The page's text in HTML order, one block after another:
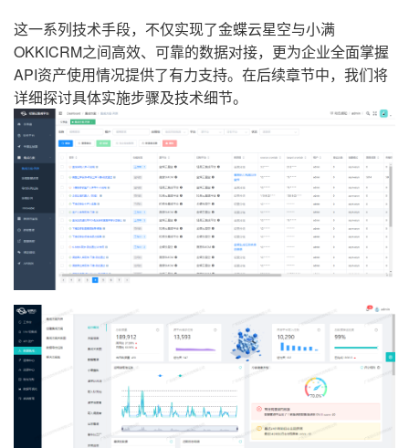
这一系列技术手段，不仅实现了金蝶云星空与小满
OKKICRM之间高效、可靠的数据对接，更为企业全面掌握
API资产使用情况提供了有力支持。在后续章节中，我们将
详细探讨具体实施步骤及技术细节。